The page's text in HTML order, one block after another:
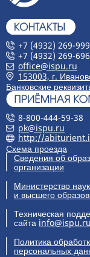
+7 (4932) 269-999
+7 (4932) 269-696
office@ispu.ru
153003, г.
Банковские
8-800-444-59-38
pk@ispu.ru
http://
Схема проезда
Сведения об
организации
Министерство
и высшего
Техническая
сайта info@ispu.ru
Политика
персональных